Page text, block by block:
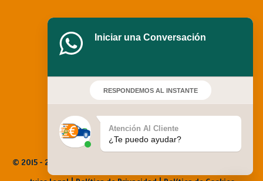
© 2015 - 2025 Empeña Mi Coche. Todos los derechos reservados |
Iniciar una Conversación
RESPONDEMOS AL INSTANTE
Atención Al Cliente
¿Te puedo ayudar?